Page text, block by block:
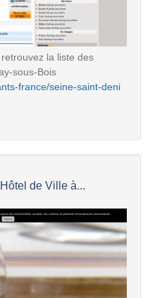
la liste des
sous-Bois
france/seine-saint-deni
de Ville à...